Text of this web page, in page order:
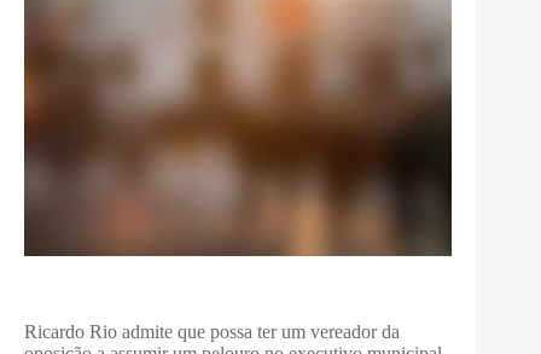
Ricardo Rio admite que possa ter um vereador da